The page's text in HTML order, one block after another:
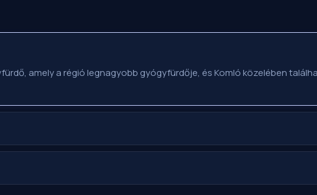
amely a régió legnagyobb gyógyfürdője, és Komló közelében